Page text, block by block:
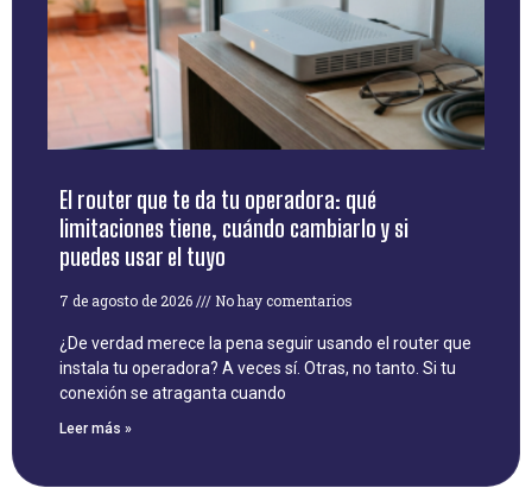
El router que te da tu operadora: qué
limitaciones tiene, cuándo cambiarlo y si
puedes usar el tuyo
7 de agosto de 2026 No hay comentarios
¿De verdad merece la pena seguir usando el router que
instala tu operadora? A veces sí. Otras, no tanto. Si tu
conexión se atraganta cuando
Leer más »